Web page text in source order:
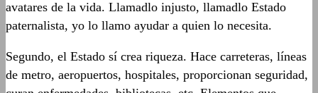
avatares de la vida. Llamadlo injusto, llamadlo Estado
paternalista, yo lo llamo ayudar a quien lo necesita.
Segundo, el Estado sí crea riqueza. Hace carreteras, líneas
de metro, aeropuertos, hospitales, proporcionan seguridad,